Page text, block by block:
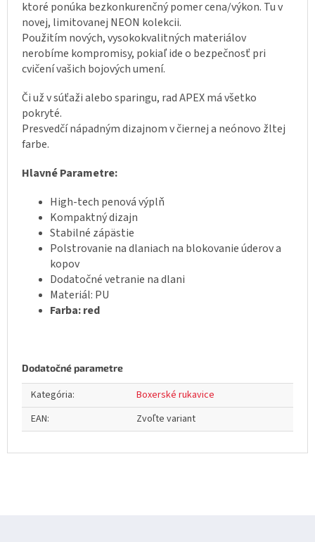
ktoré ponúka bezkonkurenčný pomer cena/výkon. Tu v
novej, limitovanej NEON kolekcii.
Použitím nových, vysokokvalitných materiálov
nerobíme kompromisy, pokiaľ ide o bezpečnosť pri
cvičení vašich bojových umení.
Či už v súťaži alebo sparingu, rad APEX má všetko
pokryté.
Presvedčí nápadným dizajnom v čiernej a neónovo žltej
farbe.
Hlavné Parametre:
High-tech penová výplň
Kompaktný dizajn
Stabilné zápästie
Polstrovanie na dlaniach na blokovanie úderov a
kopov
Dodatočné vetranie na dlani
Materiál: PU
Farba: red
Dodatočné parametre
Kategória:
Boxerské rukavice
EAN: Zvoľte variant